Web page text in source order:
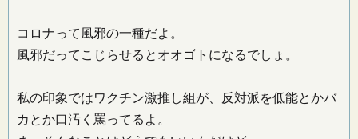
コロナって風邪の一種だよ。
風邪だってこじらせるとオオゴトになるでしょ。
私の印象ではワクチン激推し組が、反対派を低能とかバ
カとか口汚く罵ってるよ。